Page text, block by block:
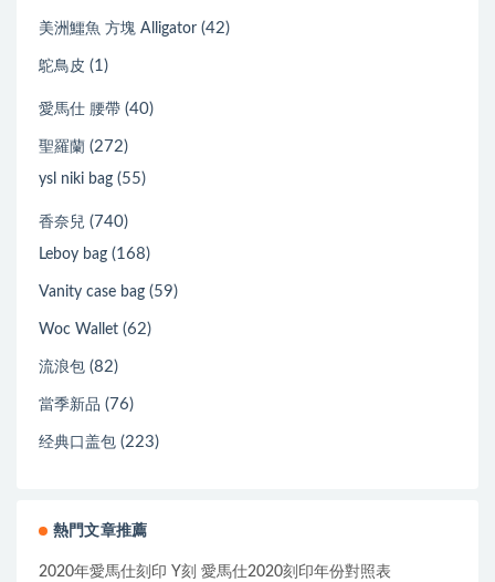
美洲鱷魚 方塊 Alligator (42)
鴕鳥皮 (1)
愛馬仕 腰帶 (40)
聖羅蘭 (272)
ysl niki bag (55)
香奈兒 (740)
Leboy bag (168)
Vanity case bag (59)
Woc Wallet (62)
流浪包 (82)
當季新品 (76)
经典口盖包 (223)
熱門文章推薦
2020年愛馬仕刻印 Y刻 愛馬仕2020刻印年份對照表